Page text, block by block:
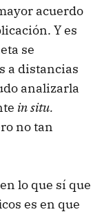
acuerdo
Y es
se
a distancias
analizarla
in situ.
no tan
lo que sí que
es en que